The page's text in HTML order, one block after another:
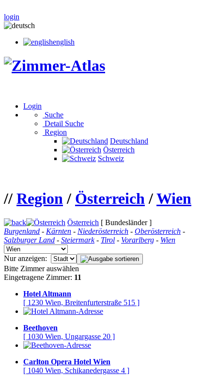
login
english
Login
Suche
Detail Suche
Region
Deutschland
Österreich
Schweiz
// Region/ Österreich/Wien
Österreich [ Bundesländer ]
Burgenland - Kärnten - Niederösterreich - Oberösterreich -
Salzburger Land - Steiermark- Tirol - Vorarlberg - Wien
Nur anzeigen:
Bitte Zimmer auswählen
Eingetragene Zimmer: 11
Hotel Altmann
[ 1230 Wien, Breitenfurterstraße 515 ]
Beethoven
[ 1030 Wien, Ungargasse 20 ]
Carlton Opera Hotel Wien
[ 1040 Wien, Schikanedergasse 4 ]